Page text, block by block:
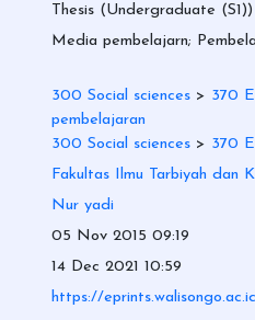
Thesis (Undergraduate (S1))
Media pembelajarn;
300 Social sciences > 370
pembelajaran
300 Social sciences > 370
Fakultas Ilmu Tarbiyah dan
Nur yadi
05 Nov 2015 09:19
14 Dec 2021 10:59
https://